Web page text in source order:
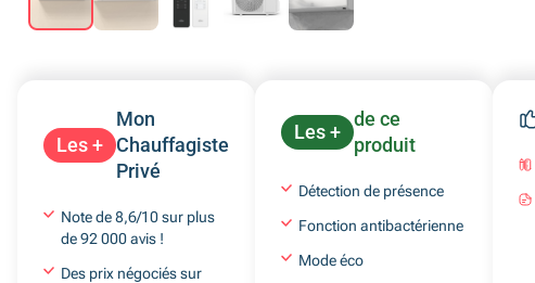
Les +
Mon
Chauffagiste
Privé
Note de 8,6/10 sur plus
de 92 000 avis !
Des prix négociés sur
Les +
de ce
produit
Détection de présence
Fonction antibactérienne
Mode éco